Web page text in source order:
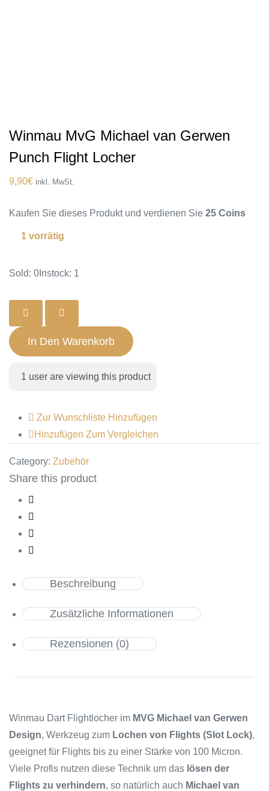
Winmau MvG Michael van Gerwen
Punch Flight Locher
9,90€ inkl. MwSt.
Kaufen Sie dieses Produkt und verdienen Sie 25 Coins
1 vorrätig
Sold: 0 Instock: 1
In Den Warenkorb
1 user are viewing this product
Zur Wunschliste Hinzufügen
Hinzufügen Zum Vergleichen
Category: Zubehör
Share this product
Beschreibung
Zusätzliche Informationen
Rezensionen (0)
Winmau Dart Flightlocher im MVG Michael van Gerwen
Design, Werkzeug zum Lochen von Flights (Slot Lock),
geeignet für Flights bis zu einer Stärke von 100 Micron.
Viele Profis nutzen diese Technik um das lösen der
Flights zu verhindern, so natürlich auch Michael van